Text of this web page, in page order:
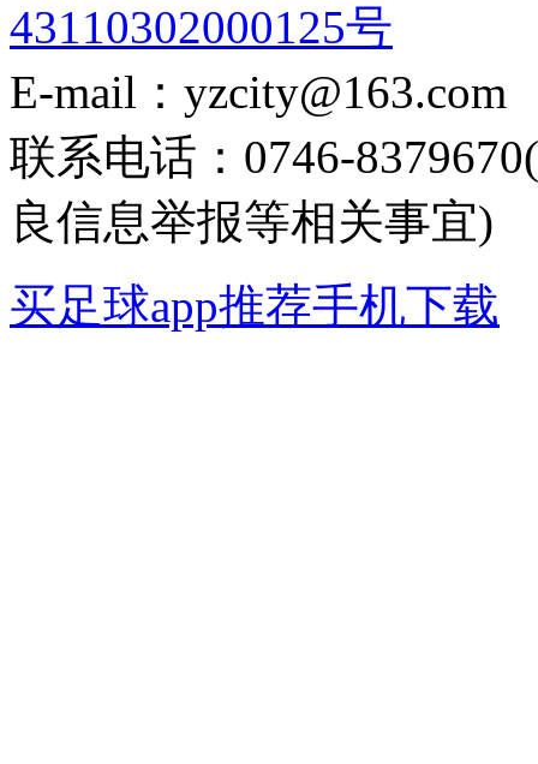
43110302000125号
E-mail：yzcity@163.com
联系电话：0746-
良信息举报等相关事宜)
买足球app推荐手机下载